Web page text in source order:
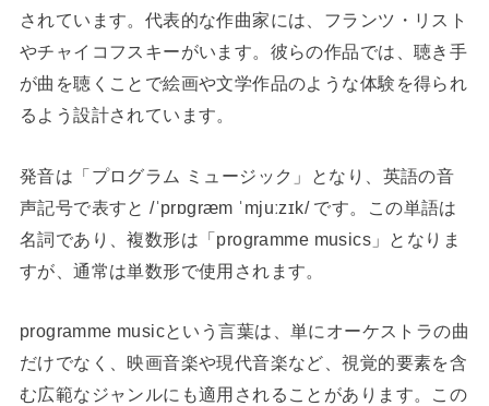
されています。代表的な作曲家には、フランツ・リスト
やチャイコフスキーがいます。彼らの作品では、聴き手
が曲を聴くことで絵画や文学作品のような体験を得られ
るよう設計されています。
発音は「プログラム ミュージック」となり、英語の音
声記号で表すと /ˈprɒɡræm ˈmjuːzɪk/ です。この単語は
名詞であり、複数形は「programme musics」となりま
すが、通常は単数形で使用されます。
programme musicという言葉は、単にオーケストラの曲
だけでなく、映画音楽や現代音楽など、視覚的要素を含
む広範なジャンルにも適用されることがあります。この